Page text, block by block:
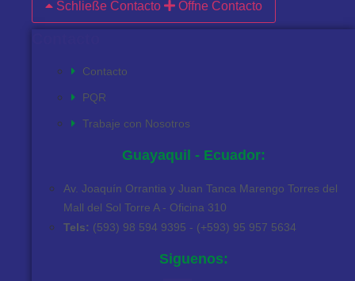
Schließe Contacto Öffne Contacto
Contacto
PQR
Trabaje con Nosotros
Guayaquil - Ecuador:
Av. Joaquín Orrantia y Juan Tanca Marengo Torres del
Mall del Sol Torre A - Oficina 310
Tels: (593) 98 594 9395 - (+593) 95 957 5634
Siguenos: